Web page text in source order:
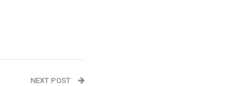
NEXT POST